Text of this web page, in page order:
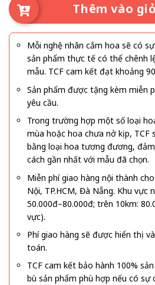
Thêm vào
Mỗi nghệ nhân cắm hoa sẽ có
sản phẩm thực tế có thể chênh
mẫu. TCF cam kết đạt khoảng
Sản phẩm được tặng kèm miễn
yêu cầu.
Trong trường hợp một số loại
mùa hoặc hoa chưa nở kịp, TCF
bằng loại hoa tương đương,
cách gần nhất với mẫu đã chọn.
Miễn phí giao hàng nội thành
Nội, TP.HCM, Đà Nẵng. Khu vực
50.000đ–80.000đ; trên 10km:
vực).
Phí giao hàng sẽ được hiển thị
toán.
TCF cam kết bảo hành 100%
bù sản phẩm phù hợp nếu có sự